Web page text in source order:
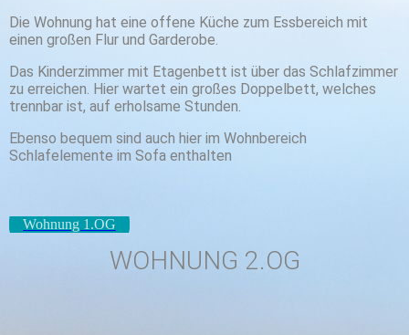
Die Wohnung hat eine offene Küche zum Essbereich mit
einen großen Flur und Garderobe.
Das Kinderzimmer mit Etagenbett ist über das Schlafzimmer
zu erreichen. Hier wartet ein großes Doppelbett, welches
trennbar ist, auf erholsame Stunden.
Ebenso bequem sind auch hier im Wohnbereich
Schlafelemente im Sofa enthalten
Wohnung 1.OG
WOHNUNG 2.OG